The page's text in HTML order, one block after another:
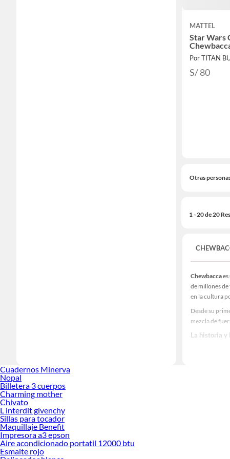
MATTEL
Star Wars
Por TITAN
S/ 80
Otras
1 - 20 de 20
Chewbacca
de millones
en la cultura
Desde su
mezcla de
La historia y
Cuadernos Minerva
Nopal
Billetera 3 cuerpos
Charming mother
Chivato
L interdit givenchy
Sillas para tocador
Maquillaje Benefit
Impresora a3 epson
Aire acondicionado portatil 12000 btu
Esmalte rojo